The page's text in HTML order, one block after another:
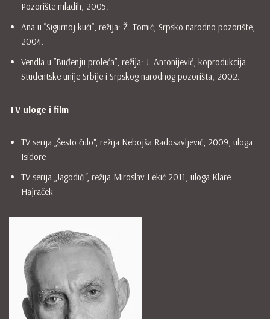
Pozorište mladih, 2005.
Ana u ”Sigurnoj kući”, režija: Ž. Tomić, Srpsko narodno pozorište,
2004.
Vendla u ”Buđenju proleća”, režija: J. Antonijević, koprodukcija
Studentske unije Srbije i Srpskog narodnog pozorišta, 2002.
TV uloge i film
TV serija „Šesto čulo“, režija Nebojša Radosavljević, 2009, uloga
Isidore
TV serija „Jagodići“, režija Miroslav Lekić 2011, uloga Klare
Hajraček